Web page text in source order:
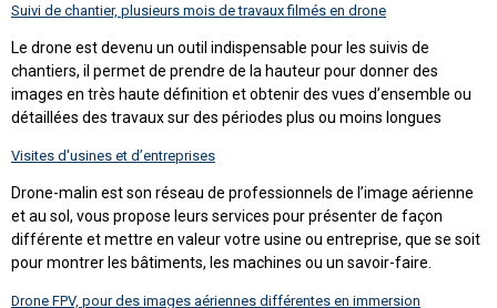
Suivi de chantier, plusieurs mois de travaux filmés en drone
Le drone est devenu un outil indispensable pour les suivis de
chantiers, il permet de prendre de la hauteur pour donner des
images en très haute définition et obtenir des vues d’ensemble ou
détaillées des travaux sur des périodes plus ou moins longues
Visites d'usines et d’entreprises
Drone-malin est son réseau de professionnels de l’image aérienne
et au sol, vous propose leurs services pour présenter de façon
différente et mettre en valeur votre usine ou entreprise, que se soit
pour montrer les bâtiments, les machines ou un savoir-faire.
Drone FPV, pour des images aériennes différentes en immersion